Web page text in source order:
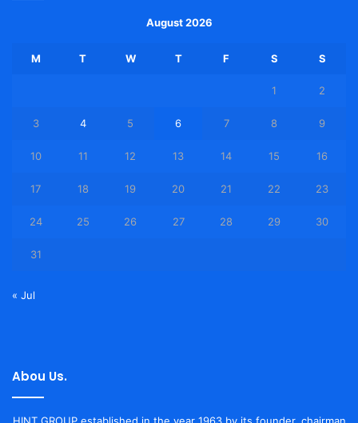
August 2026
M T W T F S S
1 2
3 4 5 6 7 8 9
10 11 12 13 14 15 16
17 18 19 20 21 22 23
24 25 26 27 28 29 30
31
« Jul
Abou Us.